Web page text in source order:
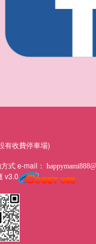
有收費停車場)
式 e-mail：
v3.0